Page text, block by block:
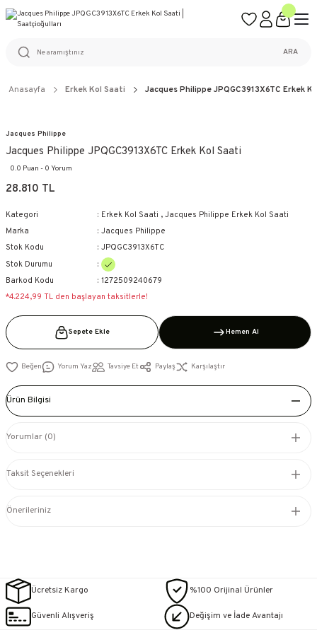
%100 ORİJİNAL ÜRÜN GARANTİSİ
ARA
Anasayfa Erkek Kol Saati Jacques Philippe JPQGC3913X6TC Erkek
Jacques Philippe
Jacques Philippe JPQGC3913X6TC Erkek Kol Saati
0.0 Puan - 0 Yorum
28.810 TL
Kategori Erkek Kol Saati , Jacques Philippe Erkek Kol Saati
Marka
Jacques Philippe
Stok Kodu
JPQGC3913X6TC
Stok Durumu
Barkod Kodu
1272509240679
*4.224,99 TL den başlayan taksitlerle!
Sepete Ekle Hemen Al
Yorum Yaz Tavsiye Et Paylaş Karşılaştır
Ürün Bilgisi
Yorumlar (0)
Taksit Seçenekleri
Önerileriniz
Ücretsiz Kargo %100 Orijinal Ürünler
Güvenli Alışveriş Değişim ve İade Avantajı